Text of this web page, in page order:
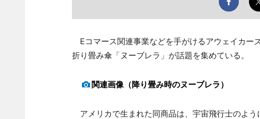
Eコマース関連事業などを手がけるアウェイカー
折り畳み傘「ヌーブレラ」が話題を集めている。
関連画像（降り畳み時のヌーブレラ）
アメリカで生まれた同商品は、宇宙飛行士のよ